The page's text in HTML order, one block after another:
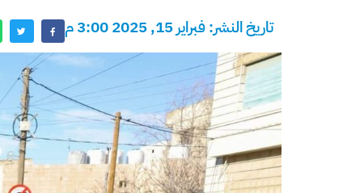
تاريخ النشر: فبراير 15, 2025 3:00 م